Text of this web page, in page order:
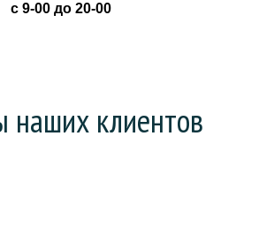
с 9-00 до 20-00
наших клиентов